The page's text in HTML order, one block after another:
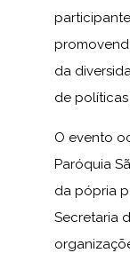
da
de políticas
O evento
Paróquia
da pópria
Secretaria